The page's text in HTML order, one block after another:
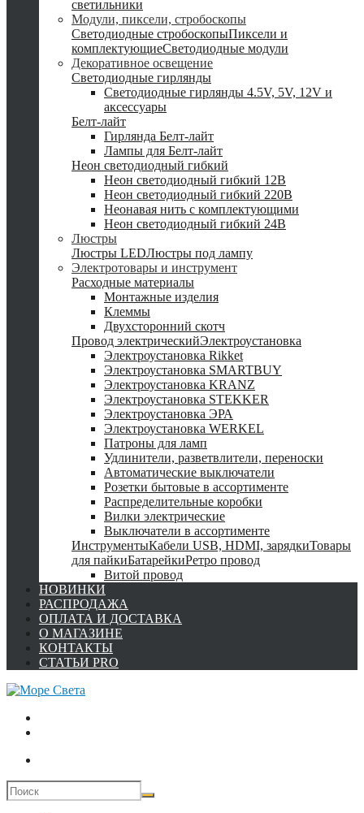
светильники
Модули, пиксели, стробоскопы
Светодиодные стробоскопыПиксели и
комплектующиеСветодиодные модули
Декоративное освещение
Светодиодные гирлянды
Светодиодные гирлянды 4.5V, 5V, 12V и
аксессуары
Белт-лайт
Гирлянда Белт-лайт
Лампы для Белт-лайт
Неон светодиодный гибкий
Неон светодиодный гибкий 12В
Неон светодиодный гибкий 220В
Неонавая нить с комплектующими
Неон светодиодный гибкий 24В
Люстры
Люстры LEDЛюстры под лампу
Электротовары и инструмент
Расходные материалы
Монтажные изделия
Клеммы
Двухсторонний скотч
Провод электрическийЭлектроустановка
Электроустановка Rikket
Электроустановка SMARTBUY
Электроустановка KRANZ
Электроустановка STEKKER
Электроустановка ЭРА
Электроустановка WERKEL
Патроны для ламп
Удлинители, разветвлители, переноски
Автоматические выключатели
Розетки бытовые в ассортименте
Распределительные коробки
Вилки электрические
Выключатели в ассортименте
ИнструментыКабели USB, HDMI, зарядкиТовары
для пайкиБатарейкиРетро провод
Витой провод
НОВИНКИ
РАСПРОДАЖА
ОПЛАТА И ДОСТАВКА
О МАГАЗИНЕ
КОНТАКТЫ
СТАТЬИ PRO